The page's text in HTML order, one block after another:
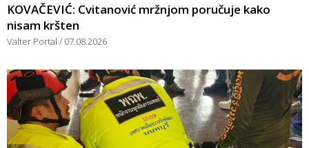
KOVAČEVIĆ: Cvitanović mržnjom poručuje kako
nisam kršten
Valter Portal 07.08.2026